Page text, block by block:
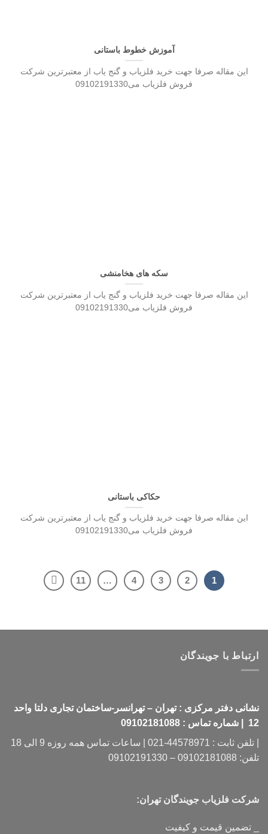
آموزش خطوط باستانی
این مقاله صرفا جهت خرید فلزیاب و گنج یاب از معتبرترین شرکت
فروش فلزیاب می09102191330
سکه های هخامنشی
این مقاله صرفا جهت خرید فلزیاب و گنج یاب از معتبرترین شرکت
فروش فلزیاب می09102191330
حکاکی باستانی
این مقاله صرفا جهت خرید فلزیاب و گنج یاب از معتبرترین شرکت
فروش فلزیاب می09102191330
1
2
3
4
…
11
ارتباط با جویندگان
نشانی دفتر مرکزی : تهران – تهرانسر-ساختمان تجاری دلتا واحد
12 | شماره تماس : 09102181088
| تلفن ثابت : 44578971-021 | ساعات تماس همه روزه 9 الی 18
تلفن: 09102181088 – 09102191330
شرکت فلزیاب جویندگان تهران:
_ تضمین قیمت و کیفیت